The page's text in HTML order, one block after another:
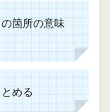
箇所の意味
める